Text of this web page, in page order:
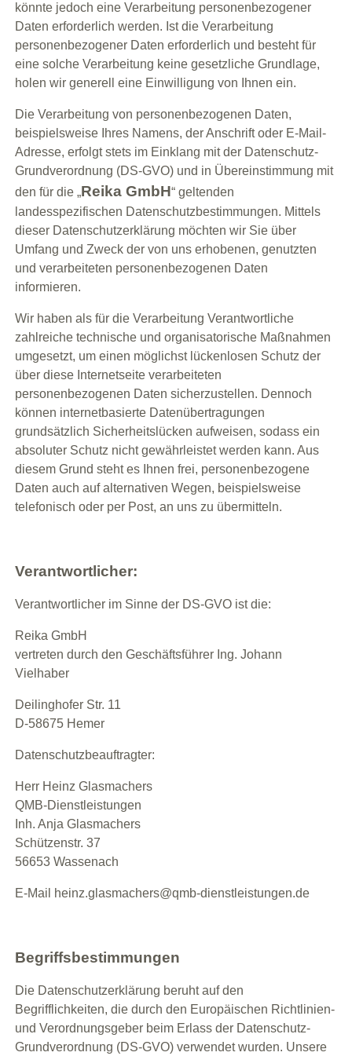
könnte jedoch eine Verarbeitung personenbezogener
Daten erforderlich werden. Ist die Verarbeitung
personenbezogener Daten erforderlich und besteht für
eine solche Verarbeitung keine gesetzliche Grundlage,
holen wir generell eine Einwilligung von Ihnen ein.
Die Verarbeitung von personenbezogenen Daten,
beispielsweise Ihres Namens, der Anschrift oder E-Mail-
Adresse, erfolgt stets im Einklang mit der Datenschutz-
Grundverordnung (DS-GVO) und in Übereinstimmung mit
den für die „Reika GmbH“ geltenden
landesspezifischen Datenschutzbestimmungen. Mittels
dieser Datenschutzerklärung möchten wir Sie über
Umfang und Zweck der von uns erhobenen, genutzten
und verarbeiteten personenbezogenen Daten
informieren.
Wir haben als für die Verarbeitung Verantwortliche
zahlreiche technische und organisatorische Maßnahmen
umgesetzt, um einen möglichst lückenlosen Schutz der
über diese Internetseite verarbeiteten
personenbezogenen Daten sicherzustellen. Dennoch
können internetbasierte Datenübertragungen
grundsätzlich Sicherheitslücken aufweisen, sodass ein
absoluter Schutz nicht gewährleistet werden kann. Aus
diesem Grund steht es Ihnen frei, personenbezogene
Daten auch auf alternativen Wegen, beispielsweise
telefonisch oder per Post, an uns zu übermitteln.
Verantwortlicher:
Verantwortlicher im Sinne der DS-GVO ist die:
Reika GmbH
vertreten durch den Geschäftsführer Ing. Johann
Vielhaber
Deilinghofer Str. 11
D-58675 Hemer
Datenschutzbeauftragter:
Herr Heinz Glasmachers
QMB-Dienstleistungen
Inh. Anja Glasmachers
Schützenstr. 37
56653 Wassenach
E-Mail heinz.glasmachers@qmb-dienstleistungen.de
Begriffsbestimmungen
Die Datenschutzerklärung beruht auf den
Begrifflichkeiten, die durch den Europäischen Richtlinien-
und Verordnungsgeber beim Erlass der Datenschutz-
Grundverordnung (DS-GVO) verwendet wurden. Unsere